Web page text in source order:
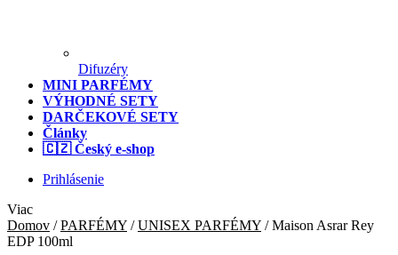
Difuzéry
MINI PARFÉMY
VÝHODNÉ SETY
DARČEKOVÉ SETY
Články
🇨🇿 Český e-shop
Prihlásenie
Viac
Domov / PARFÉMY / UNISEX PARFÉMY / Maison Asrar Rey
EDP 100ml